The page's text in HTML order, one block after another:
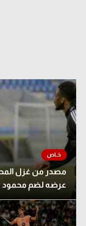
مصدر من غزل
عرضه لضم محمود